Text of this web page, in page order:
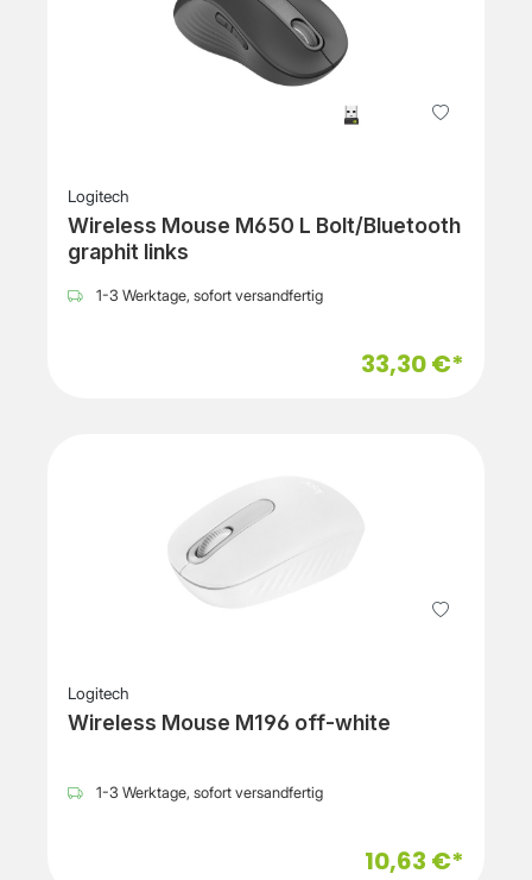
Logitech
Wireless Mouse M650 L Bolt/Bluetooth
graphit links
1-3 Werktage, sofort versandfertig
33,30 €*
Logitech
Wireless Mouse M196 off-white
1-3 Werktage, sofort versandfertig
10,63 €*